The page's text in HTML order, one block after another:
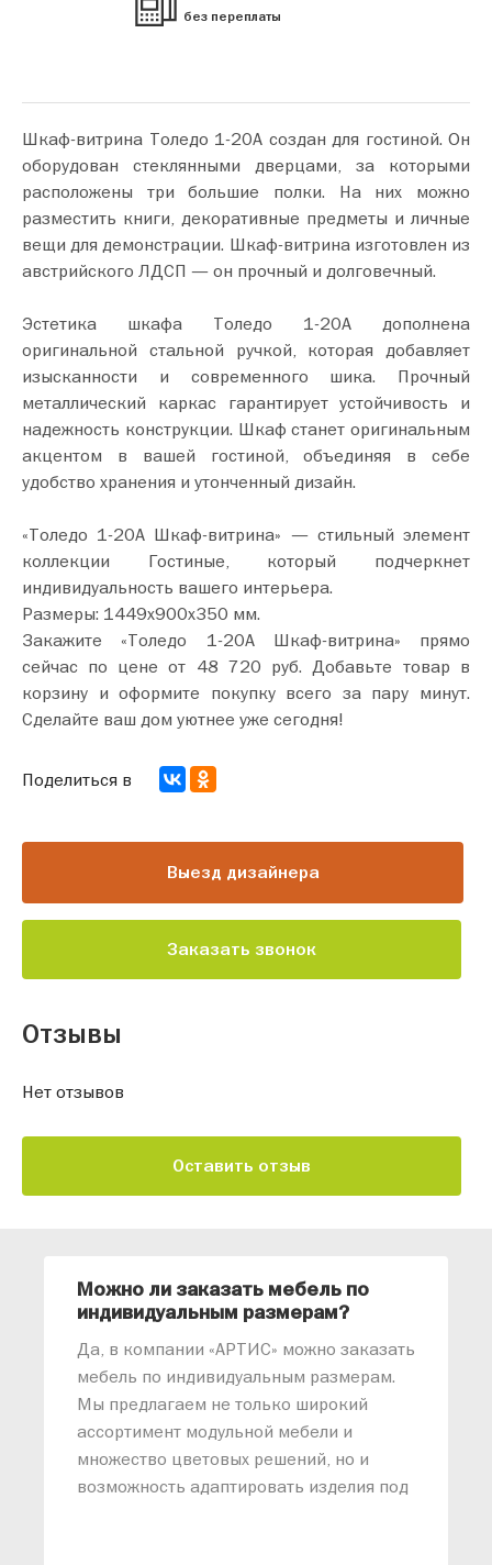
без переплаты
Шкаф-витрина Толедо 1-20А создан для гостиной. Он
оборудован стеклянными дверцами, за которыми
расположены три большие полки. На них можно
разместить книги, декоративные предметы и личные
вещи для демонстрации. Шкаф-витрина изготовлен из
австрийского ЛДСП — он прочный и долговечный.
Эстетика шкафа Толедо 1-20А дополнена
оригинальной стальной ручкой, которая добавляет
изысканности и современного шика. Прочный
металлический каркас гарантирует устойчивость и
надежность конструкции. Шкаф станет оригинальным
акцентом в вашей гостиной, объединяя в себе
удобство хранения и утонченный дизайн.
«Толедо 1-20А Шкаф-витрина» — стильный элемент
коллекции Гостиные, который подчеркнет
индивидуальность вашего интерьера.
Размеры: 1449х900х350 мм.
Закажите «Толедо 1-20А Шкаф-витрина» прямо
сейчас по цене от 48 720 руб. Добавьте товар в
корзину и оформите покупку всего за пару минут.
Сделайте ваш дом уютнее уже сегодня!
Выезд дизайнера
Заказать звонок
Поделиться в
Отзывы
Нет отзывов
Оставить отзыв
Можно ли заказать мебель по
индивидуальным размерам?
Да, в компании «АРТИС» можно заказать
мебель по индивидуальным размерам.
Мы предлагаем не только широкий
ассортимент модульной мебели и
множество цветовых решений, но и
возможность адаптировать изделия под